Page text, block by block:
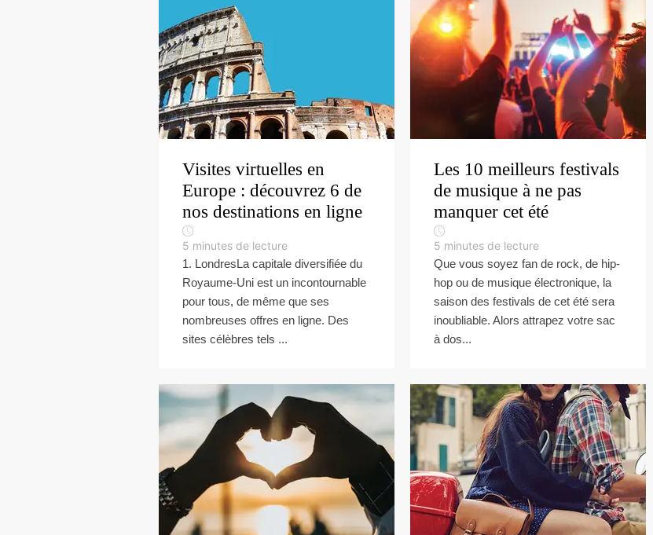
Visites virtuelles en
Europe : découvrez 6 de
nos destinations en ligne
5 minutes de lecture
1. LondresLa capitale diversifiée du
Royaume-Uni est un incontournable
pour tous, de même que ses
nombreuses offres en ligne. Des
sites célèbres tels ...
Les 10 meilleurs festivals
de musique à ne pas
manquer cet été
5 minutes de lecture
Que vous soyez fan de rock, de hip-
hop ou de musique électronique, la
saison des festivals de cet été sera
inoubliable. Alors attrapez votre sac
à dos...